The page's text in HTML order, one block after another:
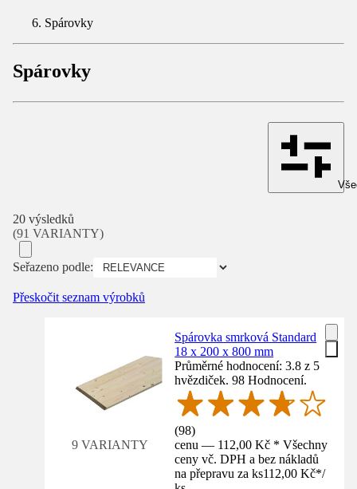
Spárovky
Spárovky
20 výsledků
(91 VARIANTY)
Seřazeno podle:
Přeskočit seznam výrobků
9 VARIANTY
Spárovka smrková Standard
18 x 200 x 800 mm
Průměrné hodnocení: 3.8 z 5
hvězdiček. 98 Hodnocení.
(98)
cenu — 112,00 Kč * Všechny
ceny vč. DPH a bez nákladů
na přepravu za ks112,00 Kč*/